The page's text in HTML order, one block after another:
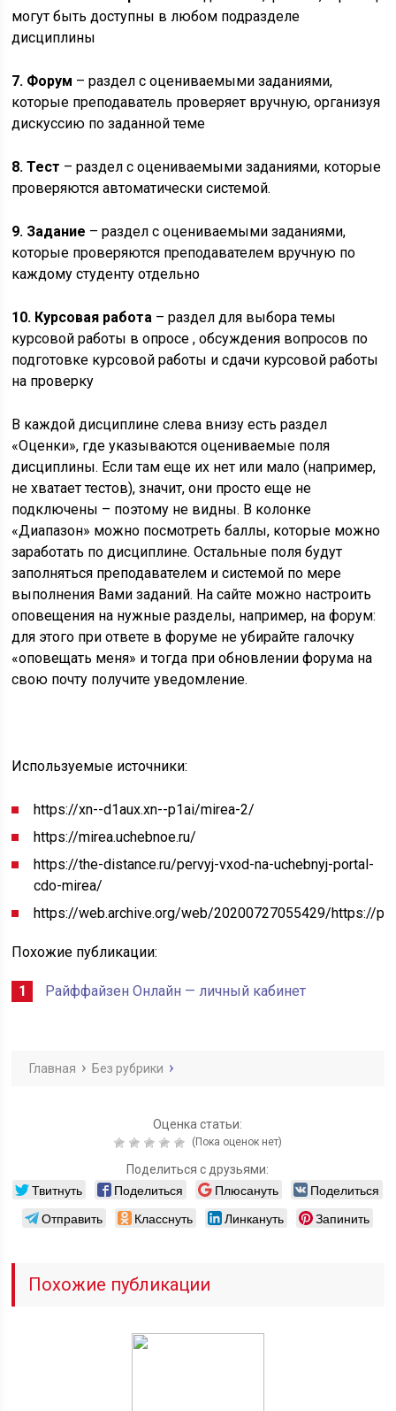
могут быть доступны в любом подразделе
дисциплины
7. Форум – раздел с оцениваемыми заданиями,
которые преподаватель проверяет вручную, организуя
дискуссию по заданной теме
8. Тест – раздел с оцениваемыми заданиями, которые
проверяются автоматически системой.
9. Задание – раздел с оцениваемыми заданиями,
которые проверяются преподавателем вручную по
каждому студенту отдельно
10. Курсовая работа – раздел для выбора темы
курсовой работы в опросе , обсуждения вопросов по
подготовке курсовой работы и сдачи курсовой работы
на проверку
В каждой дисциплине слева внизу есть раздел
«Оценки», где указываются оцениваемые поля
дисциплины. Если там еще их нет или мало (например,
не хватает тестов), значит, они просто еще не
подключены – поэтому не видны. В колонке
«Диапазон» можно посмотреть баллы, которые можно
заработать по дисциплине. Остальные поля будут
заполняться преподавателем и системой по мере
выполнения Вами заданий. На сайте можно настроить
оповещения на нужные разделы, например, на форум:
для этого при ответе в форуме не убирайте галочку
«оповещать меня» и тогда при обновлении форума на
свою почту получите уведомление.
Используемые источники:
https://xn--d1aux.xn--p1ai/mirea-2/
https://mirea.uchebnoe.ru/
https://the-distance.ru/pervyj-vxod-na-uchebnyj-portal-
cdo-mirea/
https://web.archive.org/web/20200727055429/https://
Похожие публикации:
Райффайзен Онлайн — личный кабинет
Главная Без рубрики
Оценка статьи:
(Пока оценок нет)
Поделиться с друзьями:
Твитнуть Поделиться Плюсануть
Поделиться
Отправить
Класснуть Линкануть Запинить
Похожие публикации